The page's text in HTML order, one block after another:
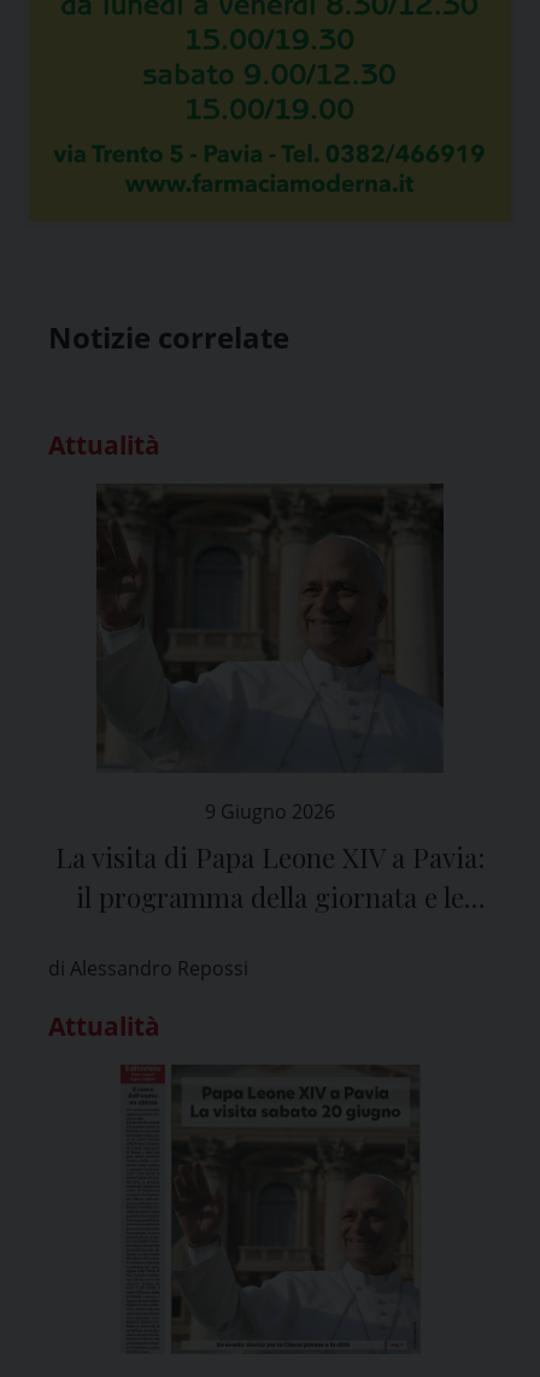
Notizie correlate
Attualità
9 Giugno 2026
La visita di Papa Leone XIV a Pavia:
il programma della giornata e le
di Alessandro Repossi
Attualità